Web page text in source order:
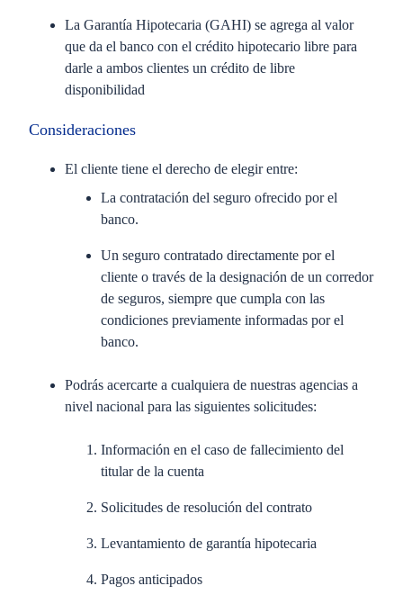
La Garantía Hipotecaria (GAHI) se agrega al valor
que da el banco con el crédito hipotecario libre para
darle a ambos clientes un crédito de libre
disponibilidad
Consideraciones
El cliente tiene el derecho de elegir entre:
La contratación del seguro ofrecido por el
banco.
Un seguro contratado directamente por el
cliente o través de la designación de un corredor
de seguros, siempre que cumpla con las
condiciones previamente informadas por el
banco.
Podrás acercarte a cualquiera de nuestras agencias a
nivel nacional para las siguientes solicitudes:
Información en el caso de fallecimiento del
titular de la cuenta
Solicitudes de resolución del contrato
Levantamiento de garantía hipotecaria
Pagos anticipados